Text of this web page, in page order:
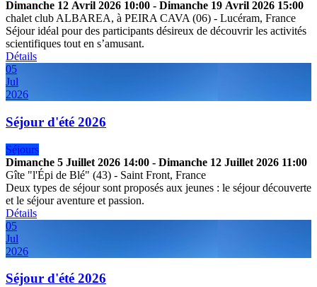
Dimanche 12 Avril 2026 10:00 - Dimanche 19 Avril 2026 15:00
chalet club ALBAREA, à PEIRA CAVA (06) - Lucéram, France
Séjour idéal pour des participants désireux de découvrir les activités
scientifiques tout en s’amusant.
Détails
05
Jul
2026
Séjour d'été 2026
Séjours
Dimanche 5 Juillet 2026 14:00 - Dimanche 12 Juillet 2026 11:00
Gîte "l'Épi de Blé" (43) - Saint Front, France
Deux types de séjour sont proposés aux jeunes : le séjour découverte
et le séjour aventure et passion.
Détails
05
Jul
2026
Séjour d'été 2026